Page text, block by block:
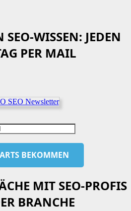
SEO-WISSEN: JEDEN
PER MAIL
MIT SEO-PROFIS
BRANCHE